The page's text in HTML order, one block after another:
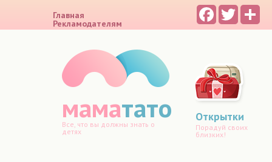
Главная
Рекламодателям
FacebookTwitter
маматато
Все, что вы должны знать о
детях
Открытки
Порадуй своих
близких!